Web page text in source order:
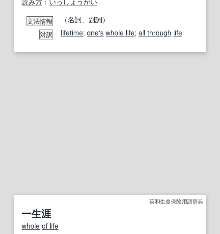
文法情報 （名詞、 副詞）
対訳 lifetime; one's whole life; all through life
英和生命保険用語辞典
一生涯
whole of life